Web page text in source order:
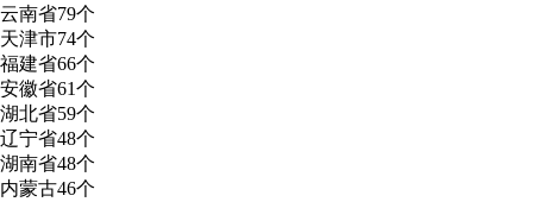
云南省79个
天津市74个
福建省66个
安徽省61个
湖北省59个
辽宁省48个
湖南省48个
内蒙古46个